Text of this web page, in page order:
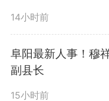
14小时前
阜阳最新人事！穆
副县长
15小时前